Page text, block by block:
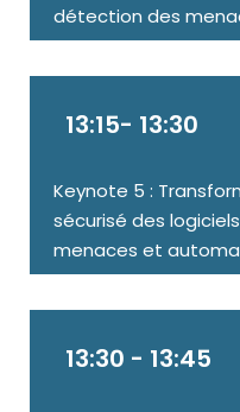
détection des
13:15- 13:30
Keynote 5 :
sécurisé des
menaces et
13:30 - 13:45